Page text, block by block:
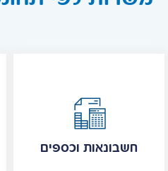
חשבונאות וכספים